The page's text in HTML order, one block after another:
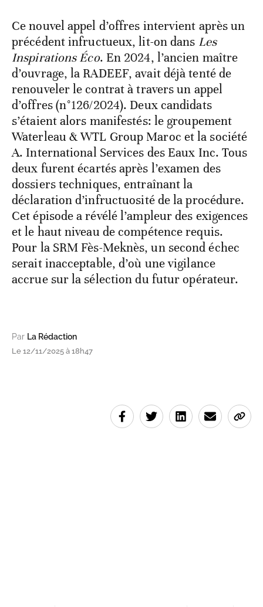
Ce nouvel appel d’offres intervient après un
précédent infructueux, lit-on dans Les
Inspirations Éco. En 2024, l’ancien maître
d’ouvrage, la RADEEF, avait déjà tenté de
renouveler le contrat à travers un appel
d’offres (n°126/2024). Deux candidats
s’étaient alors manifestés: le groupement
Waterleau & WTL Group Maroc et la société
A. International Services des Eaux Inc. Tous
deux furent écartés après l’examen des
dossiers techniques, entraînant la
déclaration d’infructuosité de la procédure.
Cet épisode a révélé l’ampleur des exigences
et le haut niveau de compétence requis.
Pour la SRM Fès-Meknès, un second échec
serait inacceptable, d’où une vigilance
accrue sur la sélection du futur opérateur.
Par La Rédaction
Le 12/11/2025 à 18h47